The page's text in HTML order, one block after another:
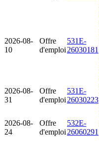
2026-08-
10
Offre
d'emploi
531E-
26030181
2026-08-
31
Offre
d'emploi
531E-
26030223
2026-08-
24
Offre
d'emploi
532E-
26060291